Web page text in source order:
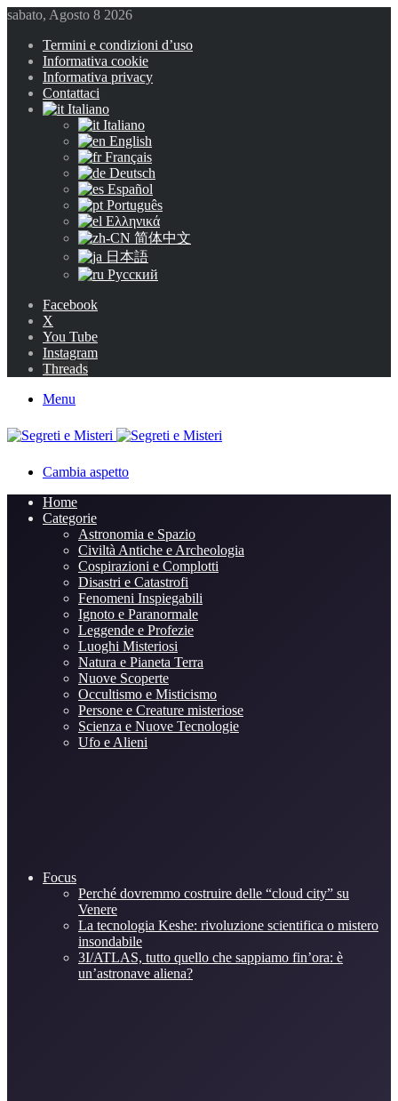
sabato, Agosto 8 2026
Termini e condizioni d’uso
Informativa cookie
Informativa privacy
Contattaci
Italiano
Italiano
English
Français
Deutsch
Español
Português
Ελληνικά
简体中文
日本語
Русский
Facebook
X
You Tube
Instagram
Threads
Menu
Cambia aspetto
Home
Categorie
Astronomia e Spazio
Civiltà Antiche e Archeologia
Cospirazioni e Complotti
Disastri e Catastrofi
Fenomeni Inspiegabili
Ignoto e Paranormale
Leggende e Profezie
Luoghi Misteriosi
Natura e Pianeta Terra
Nuove Scoperte
Occultismo e Misticismo
Persone e Creature misteriose
Scienza e Nuove Tecnologie
Ufo e Alieni
Focus
Perché dovremmo costruire delle “cloud city” su
Venere
La tecnologia Keshe: rivoluzione scientifica o mistero
insondabile
3I/ATLAS, tutto quello che sappiamo fin’ora: è
un’astronave aliena?